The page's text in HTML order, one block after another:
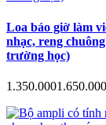
Loa báo giờ làm
nhạc, reng
trường học)
1.350.0001.650.000